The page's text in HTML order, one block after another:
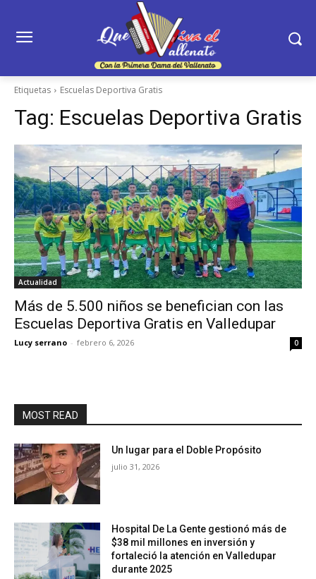
Etiquetas Escuelas Deportiva Gratis
Tag: Escuelas Deportiva Gratis
Actualidad
Más de 5.500 niños se benefician con las
Escuelas Deportiva Gratis en Valledupar
Lucy serrano - febrero 6, 2026 0
MOST READ
Un lugar para el Doble Propósito
julio 31, 2026
Hospital De La Gente gestionó más de
$38 mil millones en inversión y
fortaleció la atención en Valledupar
durante 2025